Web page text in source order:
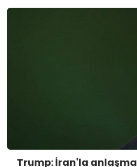
Trump: İran'la